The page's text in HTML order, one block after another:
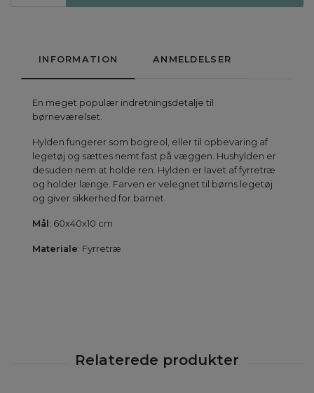
INFORMATION ANMELDELSER
En meget populær indretningsdetalje til
børneværelset.
Hylden fungerer som bogreol, eller til opbevaring af
legetøj og sættes nemt fast på væggen. Hushylden er
desuden nem at holde ren. Hylden er lavet af fyrretræ
og holder længe. Farven er velegnet til børns legetøj
og giver sikkerhed for barnet.
Mål : 60x40x10 cm
Materiale: Fyrretræ